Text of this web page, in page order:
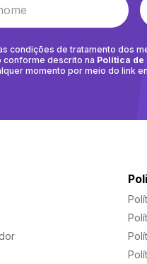
condições de tratamento dos
conforme descrito na Política de
momento por meio do link